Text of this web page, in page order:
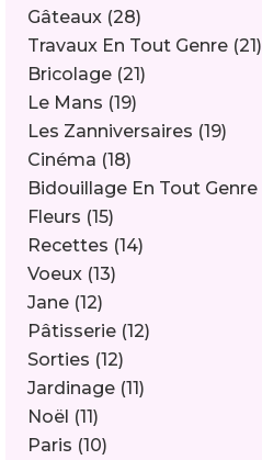
Gâteaux (28)
Travaux En Tout Genre (21)
Bricolage (21)
Le Mans (19)
Les Zanniversaires (19)
Cinéma (18)
Bidouillage En Tout Genre
Fleurs (15)
Recettes (14)
Voeux (13)
Jane (12)
Pâtisserie (12)
Sorties (12)
Jardinage (11)
Noël (11)
Paris (10)